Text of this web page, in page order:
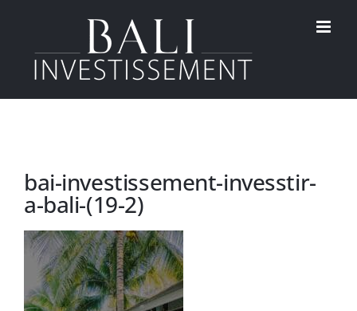
bai-investissement-invesstir-
a-bali-(19-2)